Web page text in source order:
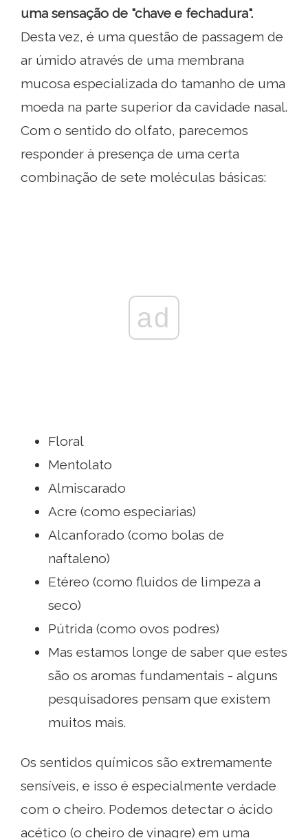
uma sensação de "chave e fechadura".
Desta vez, é uma questão de passagem de
ar úmido através de uma membrana
mucosa especializada do tamanho de uma
moeda na parte superior da cavidade nasal.
Com o sentido do olfato, parecemos
responder à presença de uma certa
combinação de sete moléculas básicas:
ad
Floral
Mentolato
Almiscarado
Acre (como especiarias)
Alcanforado (como bolas de
naftaleno)
Etéreo (como fluidos de limpeza a
seco)
Pútrida (como ovos podres)
Mas estamos longe de saber que estes
são os aromas fundamentais - alguns
pesquisadores pensam que existem
muitos mais.
Os sentidos químicos são extremamente
sensíveis, e isso é especialmente verdade
com o cheiro. Podemos detectar o ácido
acético (o cheiro de vinagre) em uma